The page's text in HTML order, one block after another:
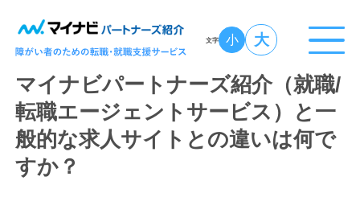
文字 小 大
マイナビパートナーズ紹介（就職/
転職エージェントサービス）と一
般的な求人サイトとの違いは何で
すか？